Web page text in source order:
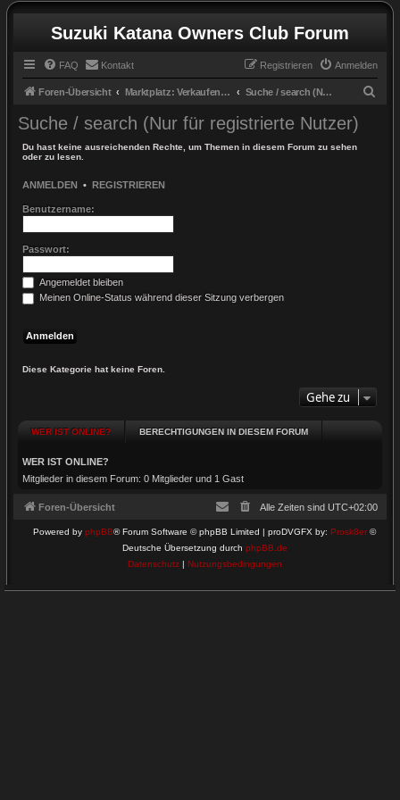
Suzuki Katana Owners Club Forum
FAQ Kontakt Anmelden
Registrieren
Foren-Übersicht Marktplatz: Verkaufen & Kaufen / marketplace: sell & buy Suche / search (Nur für registrierte Nutzer)
Suche / search (Nur für registrierte Nutzer)
Du hast keine ausreichenden Rechte, um Themen in diesem Forum zu sehen
oder zu lesen.
ANMELDEN • REGISTRIEREN
Benutzername:
Passwort:
Angemeldet bleiben
Meinen Online-Status während dieser Sitzung verbergen
Diese Kategorie hat keine Foren.
Gehe zu
WER IST ONLINE? BERECHTIGUNGEN IN DIESEM FORUM
WER IST ONLINE?
Mitglieder in diesem Forum: 0 Mitglieder und 1 Gast
Foren-Übersicht Alle Zeiten sind UTC+02:00
Powered by phpBB® Forum Software © phpBB Limited | proDVGFX by: Prosk8er ©
Deutsche Übersetzung durch phpBB.de
Datenschutz| Nutzungsbedingungen